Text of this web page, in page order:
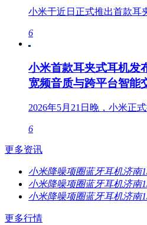
小米于近日正式推出首款耳
6
小米首款耳夹式耳机发
宽频音质与跨平台智能
2026年5月21日晚，小米正
6
更多资讯
小米降噪项圈蓝牙耳机济南
小米降噪项圈蓝牙耳机济南
小米降噪项圈蓝牙耳机济南
更多行情